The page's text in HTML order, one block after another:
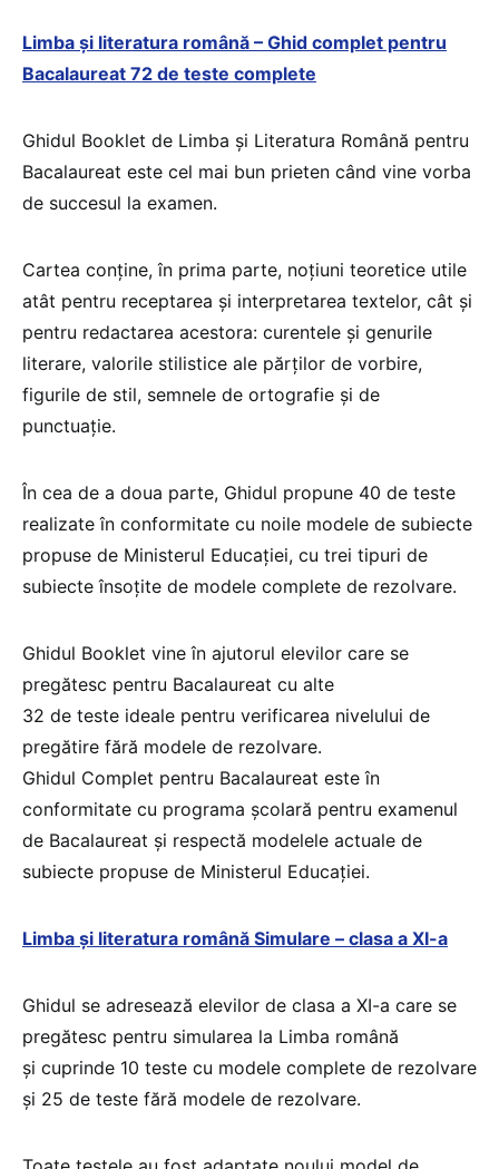
Limba și literatura română – Ghid complet pentru
Bacalaureat 72 de teste complete
Ghidul Booklet de Limba și Literatura Română pentru
Bacalaureat este cel mai bun prieten când vine vorba
de succesul la examen.
Cartea conține, în prima parte, noțiuni teoretice utile
atât pentru receptarea și interpretarea textelor, cât și
pentru redactarea acestora: curentele și genurile
literare, valorile stilistice ale părților de vorbire,
figurile de stil, semnele de ortografie și de
punctuație.
În cea de a doua parte, Ghidul propune 40 de teste
realizate în conformitate cu noile modele de subiecte
propuse de Ministerul Educației, cu trei tipuri de
subiecte însoțite de modele complete de rezolvare.
Ghidul Booklet vine în ajutorul elevilor care se
pregătesc pentru Bacalaureat cu alte
32 de teste ideale pentru verificarea nivelului de
pregătire fără modele de rezolvare.
Ghidul Complet pentru Bacalaureat este în
conformitate cu programa școlară pentru examenul
de Bacalaureat și respectă modelele actuale de
subiecte propuse de Ministerul Educației.
Limba și literatura română Simulare – clasa a XI-a
Ghidul se adresează elevilor de clasa a XI-a care se
pregătesc pentru simularea la Limba română
și cuprinde 10 teste cu modele complete de rezolvare
și 25 de teste fără modele de rezolvare.